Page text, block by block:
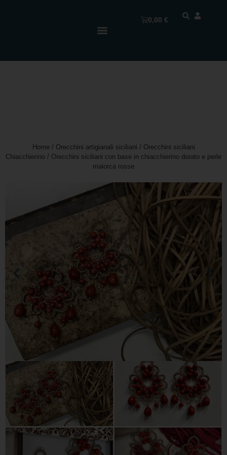
0,00€
Home / Orecchini artigianali siciliani / Orecchini siciliani
Chiacchierino / Orecchini siciliani con base in chiacchierino dorato e perle
maiorca rosse